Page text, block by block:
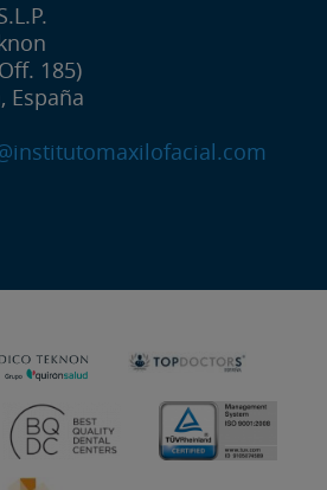
185)
España